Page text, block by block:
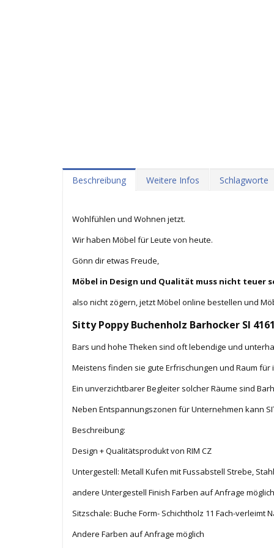
Beschreibung Weitere Infos Schlagworte
Wohlfühlen und Wohnen jetzt.
Wir haben Möbel für Leute von heute.
Gönn dir etwas Freude,
Möbel in Design und Qualität muss nicht teuer
also nicht zögern, jetzt Möbel online bestellen und
Sitty Poppy Buchenholz Barhocker SI
Bars und hohe Theken sind oft lebendige und
Meistens finden sie gute Erfrischungen und Raum
Ein unverzichtbarer Begleiter solcher Räume sind
Neben Entspannungszonen für Unternehmen kann
Beschreibung:
Design + Qualitätsprodukt von RIM CZ
Untergestell: Metall Kufen mit Fussabstell Strebe,
andere Untergestell Finish Farben auf Anfrage möglich
Sitzschale: Buche Form- Schichtholz 11 Fach-verleimt
Andere Farben auf Anfrage möglich